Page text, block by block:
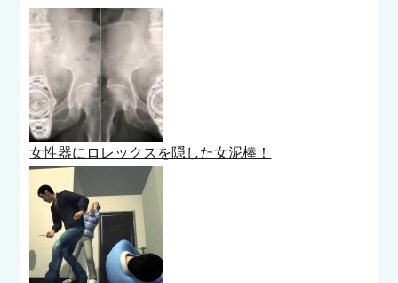
女性器にロレックスを隠した女泥棒！